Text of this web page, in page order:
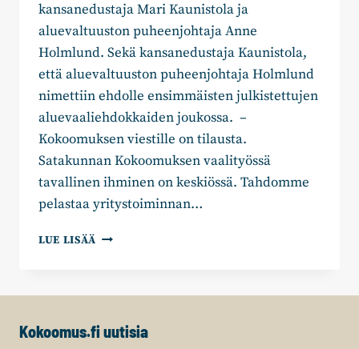
kansanedustaja Mari Kaunistola ja
aluevaltuuston puheenjohtaja Anne
Holmlund. Sekä kansanedustaja Kaunistola,
että aluevaltuuston puheenjohtaja Holmlund
nimettiin ehdolle ensimmäisten julkistettujen
aluevaaliehdokkaiden joukossa. –
Kokoomuksen viestille on tilausta.
Satakunnan Kokoomuksen vaalityössä
tavallinen ihminen on keskiössä. Tahdomme
pelastaa yritystoiminnan…
LUE LISÄÄ SATAKUNNAN
Kokoomus.fi uutisia